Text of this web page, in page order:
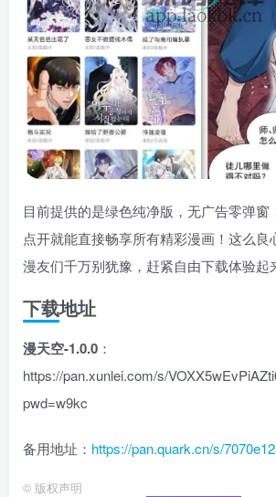
目前提供的是绿色纯净版，无广告零弹窗
点开就能直接畅享所有精彩漫画！这么良
漫友们千万别犹豫，赶紧自由下载体验起
下载地址
漫天空-1.0.0 ：
https://pan.xunlei.com/s/
pwd=w9kc
备用地址： https://pan.quark.cn/s/
© 版权声明